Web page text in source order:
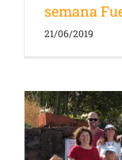
semana
21/06/2019